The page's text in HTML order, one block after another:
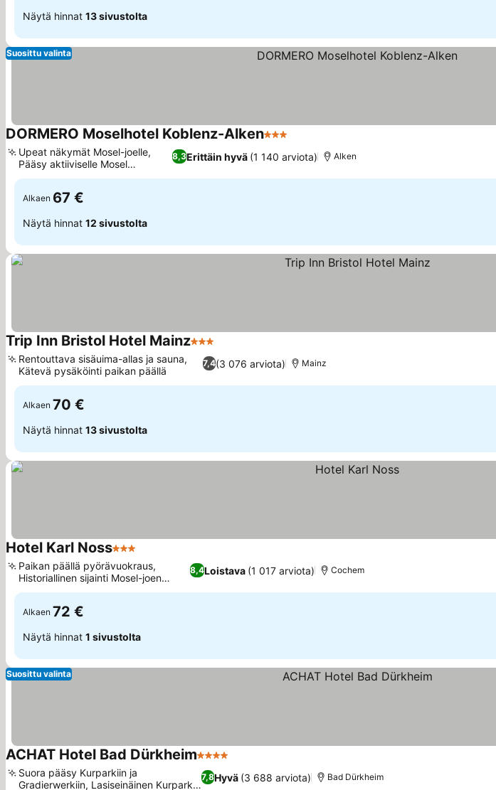
Näytä hinnat 13 sivustolta
Suosittu valinta
DORMERO Moselhotel Koblenz-Alken3 Tähtiluokitus
8,3Erittäin hyvä (1 140 arviota)
Upeat näkymät Mosel-joelle,
Pääsy aktiiviselle Mosel
Caminolle
Alken
Alkaen 67 €
Näytä hinnat 12 sivustolta
Trip Inn Bristol Hotel Mainz3 Tähtiluokitus
7,4(3 076 arviota)
Rentouttava sisäuima-allas ja sauna,
Kätevä pysäköinti paikan päällä
Mainz
Alkaen 70 €
Näytä hinnat 13 sivustolta
Hotel Karl Noss3 Tähtiluokitus
8,4Loistava (1 017 arviota)
Paikan päällä pyörävuokraus,
Historiallinen sijainti Mosel-joen
rannalla
Cochem
Alkaen 72 €
Näytä hinnat 1 sivustolta
Suosittu valinta
ACHAT Hotel Bad Dürkheim4 Tähtiluokitus
7,8Hyvä (3 688 arviota)
Suora pääsy Kurparkiin ja
Gradierwerkiin, Lasiseinäinen Kurpark-
Bad Dürkheim